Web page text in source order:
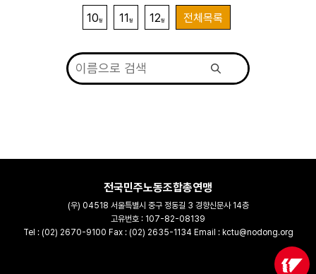
10월 11 월 12월 전체목록
전국민주노동조합총연맹
(우) 04518 서울특별시 중구 정동길 3 경향신문사 14층
고유번호 : 107-82-08139
Tel : (02) 2670-9100 Fax : (02) 2635-1134 Email : kctu@nodong.org